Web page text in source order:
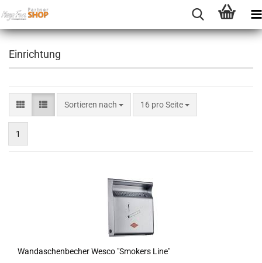
Einrichtung
Sortieren nach 16 pro Seite
1
Wand­aschen­be­cher Wesco "Smo­kers Line"